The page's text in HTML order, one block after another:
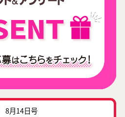
8月14日号